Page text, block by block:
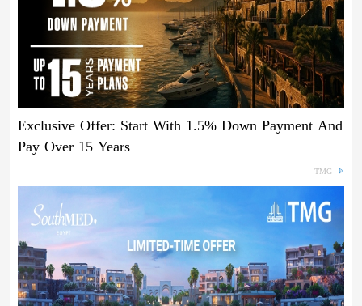
Exclusive Offer: Start With 1.5% Down Payment And
Pay Over 15 Years
TMG